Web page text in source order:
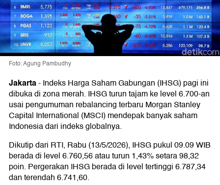
Foto: Agung Pambudhy
Jakarta-Indeks Harga Saham Gabungan (IHSG) pagi ini
dibuka di zona merah. IHSG turun tajam ke level 6.700-an
usai pengumuman rebalancing terbaru Morgan Stanley
Capital International (MSCI) mendepak banyak saham
Indonesia dari indeks globalnya.
Dikutip dari RTI, Rabu (13/5/2026), IHSG pukul 09.09 WIB
berada di level 6.760,56 atau turun 1,43% setara 98,32
poin. Pergerakan IHSG berada di level tertinggi 6.787,34
dan terendah 6.741,60.